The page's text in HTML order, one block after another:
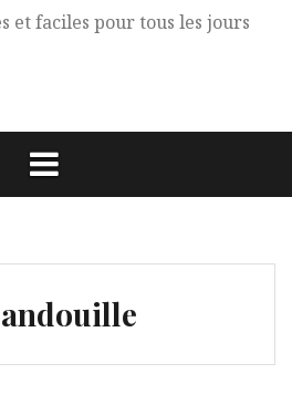
et faciles pour tous les jours
andouille